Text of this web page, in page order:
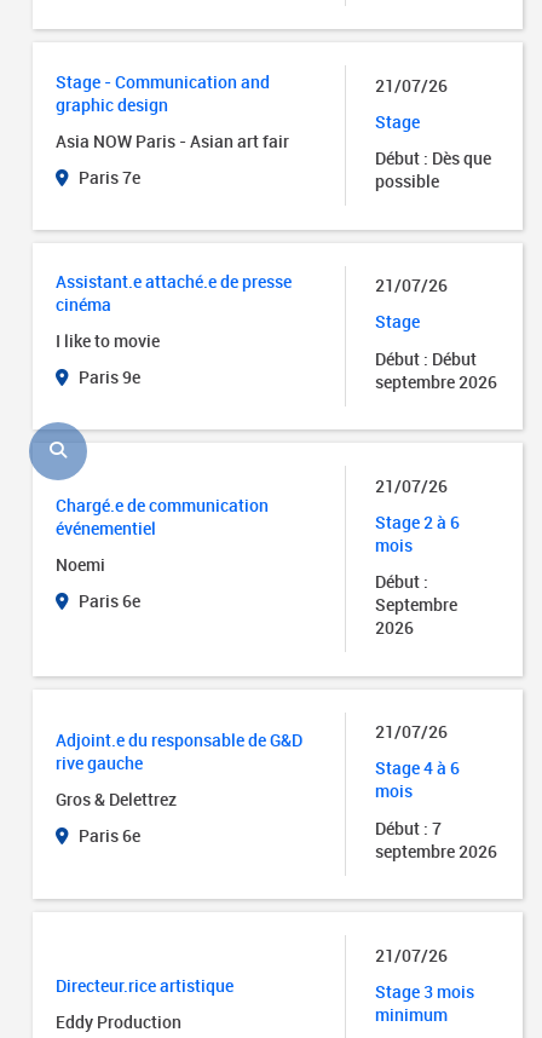
Stage - Communication and
graphic design
Asia NOW Paris - Asian art fair
Paris 7e
21/07/26
Stage
Début : Dès que
possible
Assistant.e attaché.e de presse
cinéma
I like to movie
Paris 9e
21/07/26
Stage
Début : Début
septembre 2026
Chargé.e de communication
événementiel
Noemi
Paris 6e
21/07/26
Stage 2 à 6
mois
Début :
Septembre
2026
Adjoint.e du responsable de G&D
rive gauche
Gros & Delettrez
Paris 6e
21/07/26
Stage 4 à 6
mois
Début : 7
septembre 2026
Directeur.rice artistique
Eddy Production
21/07/26
Stage 3 mois
minimum